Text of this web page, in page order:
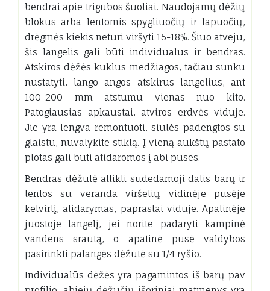
bendrai apie trigubos šuoliai. Naudojamų dėžių
blokus arba lentomis spygliuočių ir lapuočių,
drėgmės kiekis neturi viršyti 15-18%. Šiuo atveju,
šis langelis gali būti individualus ir bendras.
Atskiros dėžės kuklus medžiagos, tačiau sunku
nustatyti, lango angos atskirus langelius, ant
100-200 mm atstumu vienas nuo kito.
Patogiausias apkaustai, atviros erdvės viduje.
Jie yra lengva remontuoti, siūlės padengtos su
glaistu, nuvalykite stiklą. Į vieną aukštų pastato
plotas gali būti atidaromos į abi puses.
Bendras dėžutė atlikti sudedamoji dalis barų ir
lentos su veranda viršelių vidinėje pusėje
ketvirtį, atidarymas, paprastai viduje. Apatinėje
juostoje langelį, jei norite padaryti kampinė
vandens srautą, o apatinė pusė valdybos
pasirinkti palangės dėžutė su 1/4 ryšio.
Individualūs dėžės yra pagamintos iš barų pav